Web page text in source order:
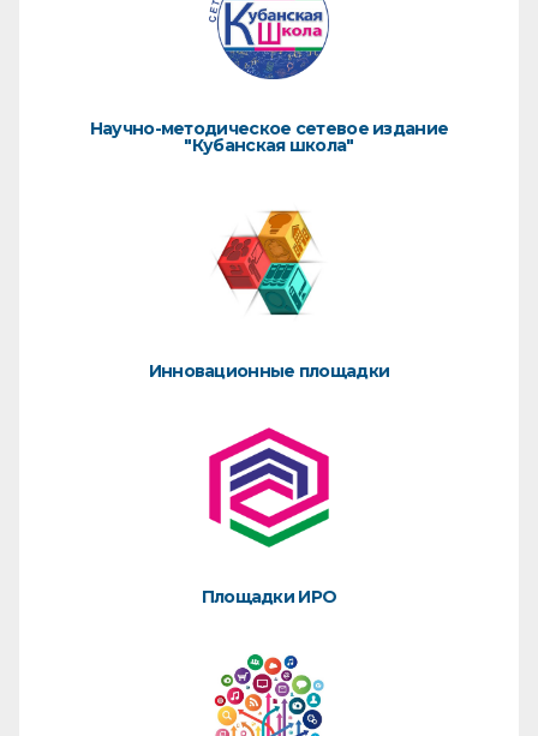
Научно-методическое сетевое издание
"Кубанская школа"
Инновационные площадки
Площадки ИРО